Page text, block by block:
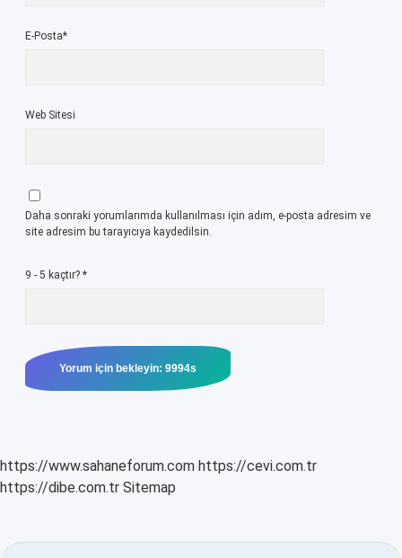
E-Posta*
Web Sitesi
Daha sonraki yorumlarımda kullanılması için adım, e-posta adresim ve
site adresim bu tarayıcıya kaydedilsin.
9 - 5 kaçtır? *
https://www.sahaneforum.com https://cevi.com.tr
https://dibe.com.tr Sitemap